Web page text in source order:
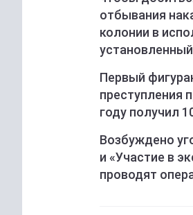
отбывания
колонии в
Первый
преступления
году получил
Возбуждено
и «Участие в
проводят